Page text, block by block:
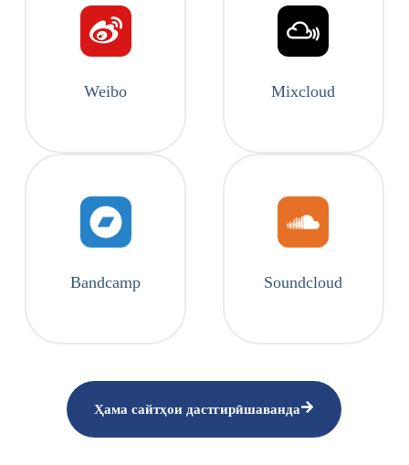
Weibo Mixcloud
Bandcamp Soundcloud
Ҳама сайтҳои дастгирӣшаванда